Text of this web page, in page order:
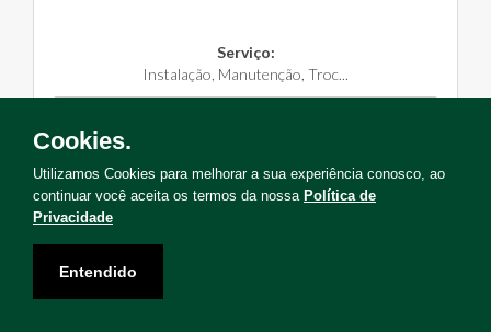
Serviço:
Instalação, Manutenção, Troc...
Solicite uma visita para levantamento de serviços!
Cookies.
Utilizamos Cookies para melhorar a sua experiência conosco, ao
continuar você aceita os termos da nossa Política de
Privacidade
Entendido